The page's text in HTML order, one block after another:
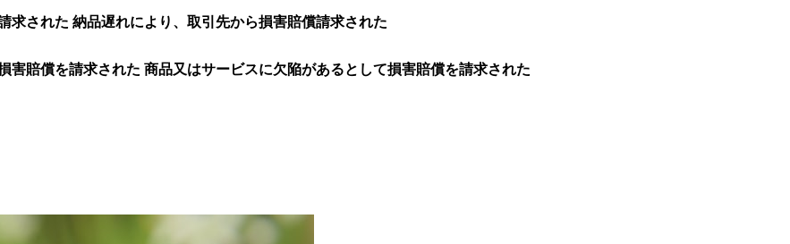
納品遅れにより、取引先から損害賠償請求された
商品又はサービスに欠陥があるとして損害賠償を請求された